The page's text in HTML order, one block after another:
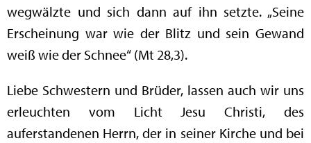
wegwälzte und sich dann auf ihn setzte. „Seine
Erscheinung war wie der Blitz und sein Gewand
weiß wie der Schnee“ (Mt 28,3).
Liebe Schwestern und Brüder, lassen auch wir uns
erleuchten vom Licht Jesu Christi, des
auferstandenen Herrn, der in seiner Kirche und bei